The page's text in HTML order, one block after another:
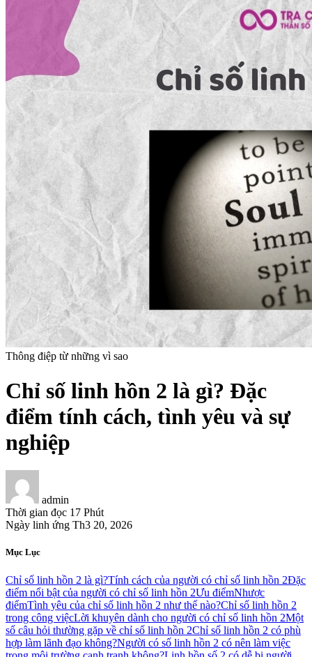
Thông điệp từ những vì sao
Chỉ số linh hồn 2 là gì? Đặc
điểm tính cách, tình yêu và sự
nghiệp
admin
Thời gian đọc 17 Phút
Ngày linh ứng Th3 20, 2026
Mục Lục
Chỉ số linh hồn 2 là gì?Tính cách của người có chỉ số linh hồn 2Đặc
điểm nổi bật của người có chỉ số linh hồn 2Ưu điểmNhược
điểmTình yêu của chỉ số linh hồn 2 như thế nào?Chỉ số linh hồn 2
trong công việcLời khuyên dành cho người có chỉ số linh hồn 2Một
số câu hỏi thường gặp về chỉ số linh hồn 2Chỉ số linh hồn 2 có phù
hợp làm lãnh đạo không?Người có số linh hồn 2 có nên làm việc